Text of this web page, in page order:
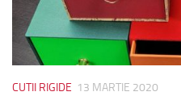
CUTII RIGIDE 13 MARTIE 2020